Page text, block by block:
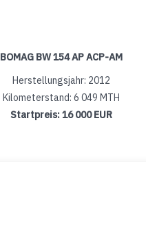
BOMAG BW 154 AP ACP-AM
Herstellungsjahr: 2012
Kilometerstand: 6 049 MTH
Startpreis:16 000 EUR